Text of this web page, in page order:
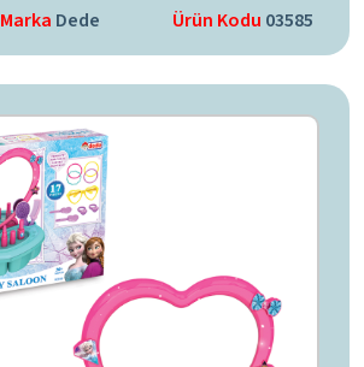
Marka Dede Ürün Kodu 03585